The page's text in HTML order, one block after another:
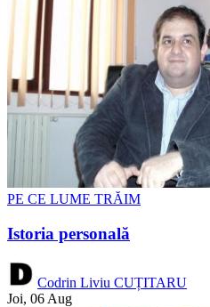
PE CE LUME TRĂIM
Istoria personală
Codrin Liviu CUȚITARU
Joi, 06 Aug